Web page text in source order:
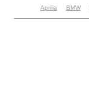
Aprilia BMW